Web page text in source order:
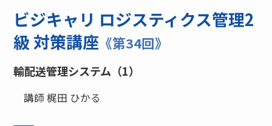
ビジキャリ ロジスティクス管理2
級 対策講座 《第34回》
輸配送管理システム（1）
講師 梶田 ひかる